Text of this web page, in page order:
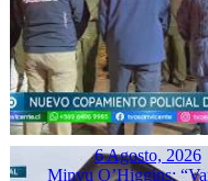
6 Agosto, 2026
Minvu O’Higgins: